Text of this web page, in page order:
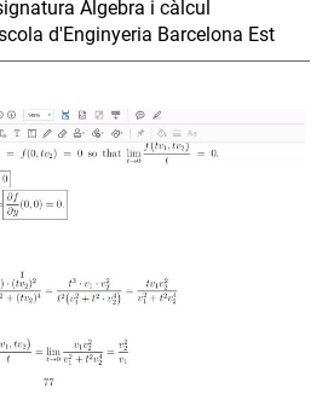
Àlgebra i càlcul
d'Enginyeria Barcelona Est